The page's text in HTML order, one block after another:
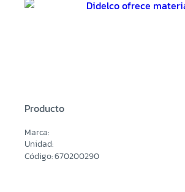
Producto
Marca:
Unidad:
Código: 670200290